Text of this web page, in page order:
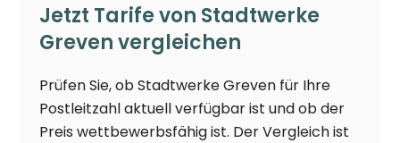
Jetzt Tarife von Stadtwerke
Greven vergleichen
Prüfen Sie, ob Stadtwerke Greven für Ihre
Postleitzahl aktuell verfügbar ist und ob der
Preis wettbewerbsfähig ist. Der Vergleich ist